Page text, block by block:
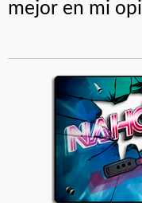
mejor en mi